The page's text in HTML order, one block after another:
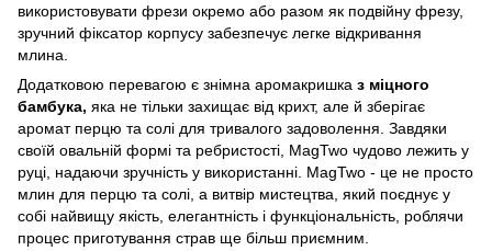
використовувати фрези окремо або разом як подвійну фрезу,
зручний фіксатор корпусу забезпечує легке відкривання
млина.
Додатковою перевагою є знімна аромакришка з міцного
бамбука, яка не тільки захищає від крихт, але й зберігає
аромат перцю та солі для тривалого задоволення. Завдяки
своїй овальній формі та ребристості, MagTwo чудово лежить у
руці, надаючи зручність у використанні. MagTwo - це не просто
млин для перцю та солі, а витвір мистецтва, який поєднує у
собі найвищу якість, елегантність і функціональність, роблячи
процес приготування страв ще більш приємним.